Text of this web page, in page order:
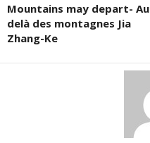
Mountains may depart- Au
delà des montagnes Jia
Zhang-Ke